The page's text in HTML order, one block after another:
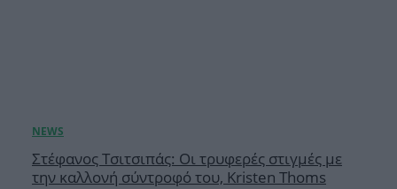
Στέφανος Τσιτσιπάς: Οι τρυφερές στιγμές με
την καλλονή σύντροφό του, Kristen Thoms